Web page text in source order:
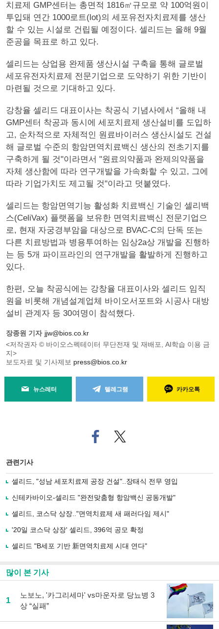
치료제 GMP센터는 총면적 1816㎡규모로 약 100억원이
투입돼 연간 1000로트(lot)의 세포유전자치료제를 생산
할 수 있는 시설로 건립될 예정이다. 셀리드는 올해 9월
준공을 목표로 하고 있다.
셀리드는 상업용 완제품 생산시설 구축을 통해 글로벌
세포유전자치료제 전문기업으로 도약하기 위한 기반이
마련될 것으로 기대하고 있다.
강창율 셀리드 대표이사는 착공식 기념사에서 “올해 내
GMP센터 착공과 동시에 세포치료제 생산설비를 도입하
고, 순차적으로 자체적인 원료바이러스 생산시설도 건설
해 글로벌 수준의 항암면역치료백신 생산의 전초기지를
구축하게 될 것"이라면서 "원료의약품과 완제의약품을
자체 생산함에 따라 연구개발을 가속화할 수 있고, 그에
따라 기업가치도 제고될 것"이라고 덧붙였다.
셀리드는 항암면역기능 활성화 치료백신 기술인 셀리백
스(CeliVax) 플랫폼을 보유한 면역치료백신 전문기업으
로, 현재 자궁경부암을 대상으로 BVAC-C의 단독 또는
다른 치료방법과 병용투여하는 임상2a상 개발을 진행하
는 등 5개 파이프라인의 연구개발을 활발하게 진행하고
있다.
한편, 오늘 착공식에는 강창율 대표이사와 셀리드 임직
원을 비롯해 개념설계업체 바이오서포트와 시공사 대방
설비 관계자 등 30여명이 참석했다.
장종원 기자 jjw@bios.co.kr
<저작권자 © 바이오스펙테이터 무단전재 및 재배포, AI학습 이용 금
지>
보도자료 및 기사제보 press@bios.co.kr
뉴스레터 텔레그램 카카오톡
페
이
로
기
사
유
기
트위
터로
관련기사
셀리드, "성남 세포치료제 공장 건설"..장태식 전무 영입
신테카바이오-셀리드 "완전맞춤형 항암백신 공동개발"
셀리드, 코스닥 상장.."면역치료제 새 패러다임 제시"
'20일 코스닥 상장' 셀리드, 396억 공모 확정
셀리드 "B세포 기반 新면역치료제 시대 연다"
많이 본 기사
1
노보노, '카그리세마' vs마운자로 당뇨병 3
상 “실패”